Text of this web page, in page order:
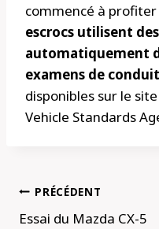
commencé à
escrocs utilisent
automatiquement
examens de
disponibles sur le
Vehicle Standards
Navigation
de
PRÉCÉDENT
Essai du Mazda CX-5